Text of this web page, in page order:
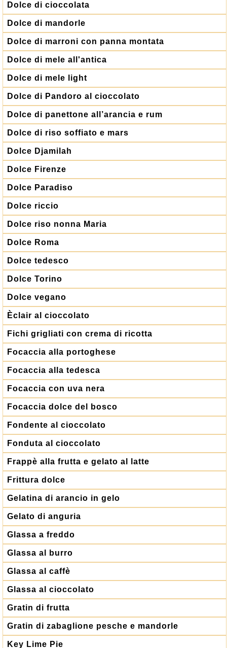
Dolce di cioccolata
Dolce di mandorle
Dolce di marroni con panna montata
Dolce di mele all'antica
Dolce di mele light
Dolce di Pandoro al cioccolato
Dolce di panettone all’arancia e rum
Dolce di riso soffiato e mars
Dolce Djamilah
Dolce Firenze
Dolce Paradiso
Dolce riccio
Dolce riso nonna Maria
Dolce Roma
Dolce tedesco
Dolce Torino
Dolce vegano
Èclair al cioccolato
Fichi grigliati con crema di ricotta
Focaccia alla portoghese
Focaccia alla tedesca
Focaccia con uva nera
Focaccia dolce del bosco
Fondente al cioccolato
Fonduta al cioccolato
Frappè alla frutta e gelato al latte
Frittura dolce
Gelatina di arancio in gelo
Gelato di anguria
Glassa a freddo
Glassa al burro
Glassa al caffè
Glassa al cioccolato
Gratin di frutta
Gratin di zabaglione pesche e mandorle
Key Lime Pie